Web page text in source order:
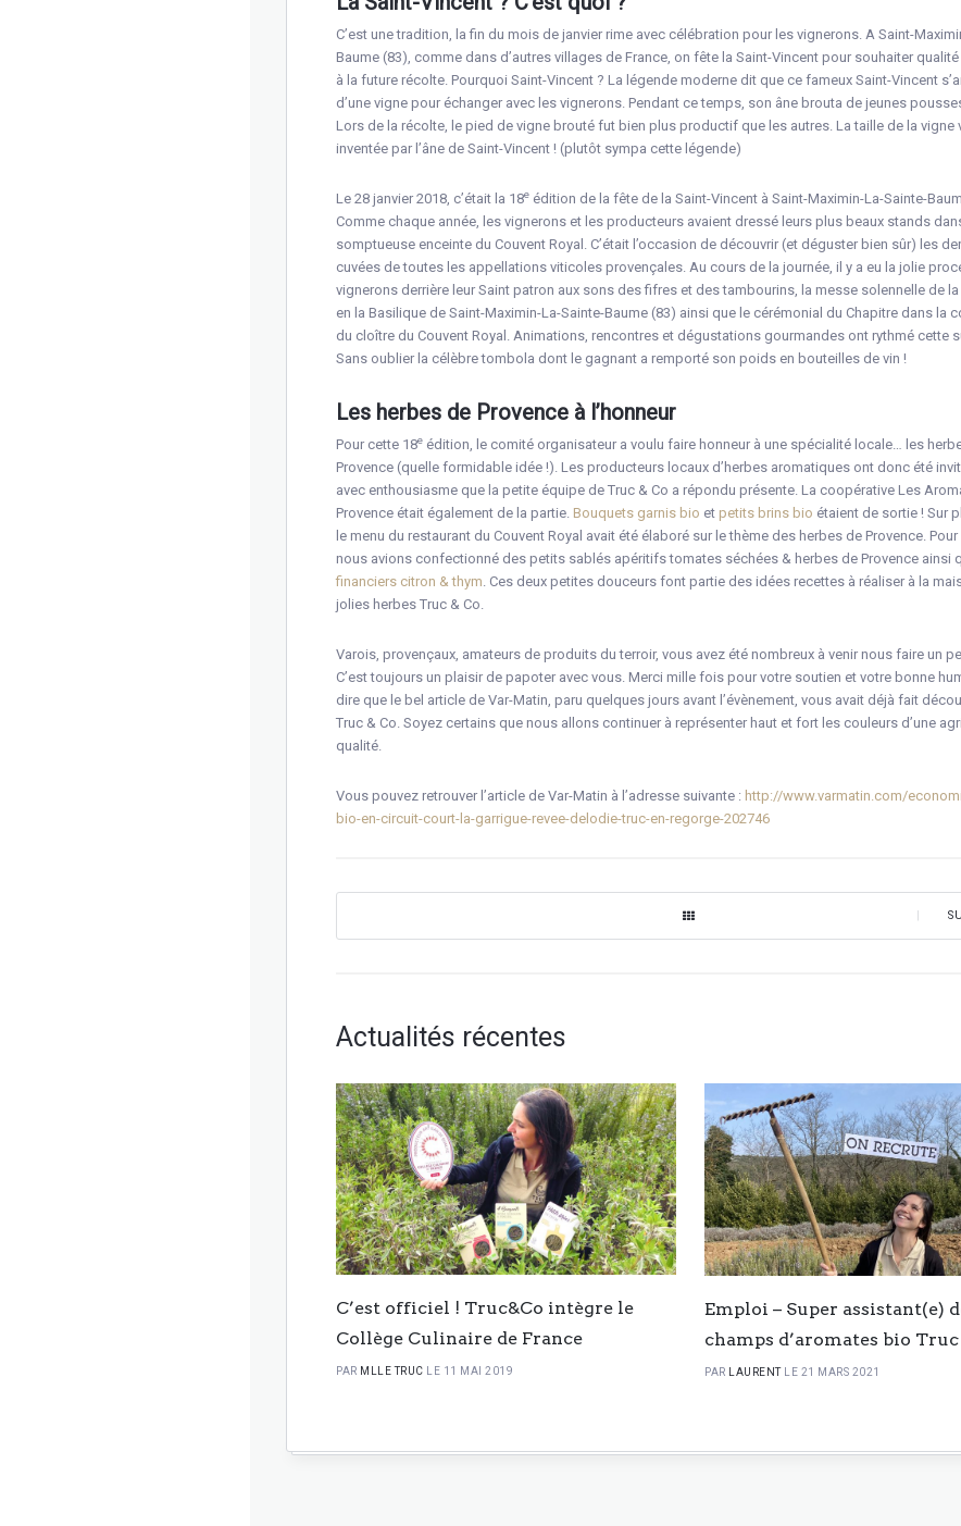
C’est une tradition, la fin du mois de janvier rime avec célébration pour les vignerons. A Saint-
Baume (83), comme dans d’autres villages de France, on fête la Saint-Vincent pour souhaiter
à la future récolte. Pourquoi Saint-Vincent ? La légende moderne dit que ce fameux Saint-Vincent
d’une vigne pour échanger avec les vignerons. Pendant ce temps, son âne brouta de jeunes
Lors de la récolte, le pied de vigne brouté fut bien plus productif que les autres. La taille de la vigne
inventée par l’âne de Saint-Vincent ! (plutôt sympa cette légende)
Le 28 janvier 2018, c’était la 18e édition de la fête de la Saint-Vincent à Saint-Maximin-La-Sainte-
Comme chaque année, les vignerons et les producteurs avaient dressé leurs plus beaux stands
somptueuse enceinte du Couvent Royal. C’était l’occasion de découvrir (et déguster bien sûr) les
cuvées de toutes les appellations viticoles provençales. Au cours de la journée, il y a eu la jolie
vignerons derrière leur Saint patron aux sons des fifres et des tambourins, la messe solennelle de
en la Basilique de Saint-Maximin-La-Sainte-Baume (83) ainsi que le cérémonial du Chapitre dans la
du cloître du Couvent Royal. Animations, rencontres et dégustations gourmandes ont rythmé cette
Sans oublier la célèbre tombola dont le gagnant a remporté son poids en bouteilles de vin !
Les herbes de Provence à l’honneur
Pour cette 18e édition, le comité organisateur a voulu faire honneur à une spécialité locale… les
Provence (quelle formidable idée !). Les producteurs locaux d’herbes aromatiques ont donc été
avec enthousiasme que la petite équipe de Truc & Co a répondu présente. La coopérative Les
Provence était également de la partie. Bouquets garnis bio et petits brins bio étaient de sortie ! Sur
le menu du restaurant du Couvent Royal avait été élaboré sur le thème des herbes de Provence. Pour
nous avions confectionné des petits sablés apéritifs tomates séchées & herbes de Provence ainsi
financiers citron & thym. Ces deux petites douceurs font partie des idées recettes à réaliser à la
jolies herbes Truc & Co.
Varois, provençaux, amateurs de produits du terroir, vous avez été nombreux à venir nous faire un
C’est toujours un plaisir de papoter avec vous. Merci mille fois pour votre soutien et votre bonne
dire que le bel article de Var-Matin, paru quelques jours avant l’évènement, vous avait déjà fait
Truc & Co. Soyez certains que nous allons continuer à représenter haut et fort les couleurs d’une
qualité.
Vous pouvez retrouver l’article de Var-Matin à l’adresse suivante : http://www.varmatin.com/
bio-en-circuit-court-la-garrigue-revee-delodie-truc-en-regorge-202746
Actualités récentes
C’est officiel ! Truc&Co intègre le
Collège Culinaire de France
PAR MLLE TRUC LE 11 MAI 2019
Emploi – Super assistant(e)
champs d’aromates bio Truc
PAR LAURENT LE 21 MARS 2021